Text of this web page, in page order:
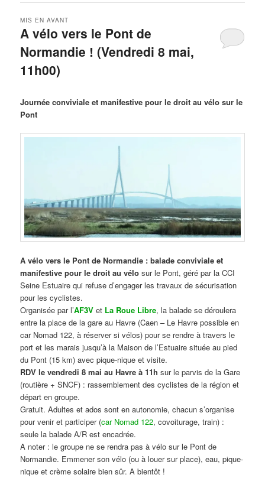
A vélo vers le Pont de
Normandie ! (Vendredi 8 mai,
11h00)
MIS EN AVANT
Journée conviviale et manifestive pour le droit au vélo sur le
Pont
A vélo vers le Pont de Normandie : balade conviviale et
manifestive pour le droit au vélo sur le Pont, géré par la CCI
Seine Estuaire qui refuse d’engager les travaux de sécurisation
pour les cyclistes.
Organisée par l’AF3V et La Roue Libre, la balade se déroulera
entre la place de la gare au Havre (Caen – Le Havre possible en
car Nomad 122, à réserver si vélos) pour se rendre à travers le
port et les marais jusqu’à la Maison de l’Estuaire située au pied
du Pont (15 km) avec pique-nique et visite.
RDV le vendredi 8 mai au Havre à 11h sur le parvis de la Gare
(routière + SNCF) : rassemblement des cyclistes de la région et
départ en groupe.
Gratuit. Adultes et ados sont en autonomie, chacun s’organise
pour venir et participer (car Nomad 122, covoiturage, train) :
seule la balade A/R est encadrée.
A noter : le groupe ne se rendra pas à vélo sur le Pont de
Normandie. Emmener son vélo (ou à louer sur place), eau, pique-
nique et crème solaire bien sûr. A bientôt !